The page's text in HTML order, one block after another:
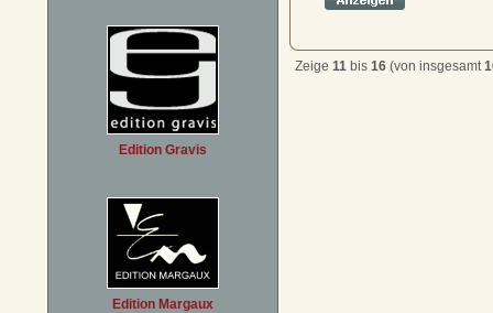
Edition Gravis
Edition Margaux
Zeige 11 bis 16 (von insgesamt